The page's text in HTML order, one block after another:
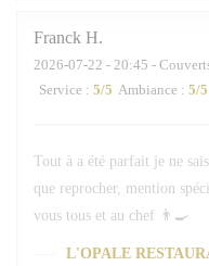
Franck H
2026-07-22 - 20:45 -
Service : 5/5 Ambiance : 5/5
Tout à a été parfait je ne
que reprocher, mention
vous tous et au chef 👨‍🍳
L'OPALE